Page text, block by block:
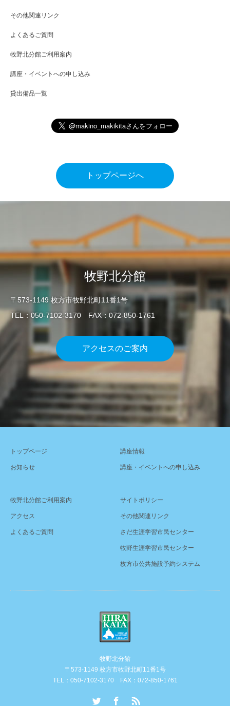
その他関連リンク
よくあるご質問
牧野北分館ご利用案内
講座・イベントへの申し込み
貸出備品一覧
トップページへ
牧野北分館
〒573-1149 枚方市牧野北町11番1号
TEL：050-7102-3170 FAX：072-850-1761
アクセスのご案内
トップページ
お知らせ
講座情報
講座・イベントへの申し込み
牧野北分館ご利用案内
アクセス
よくあるご質問
サイトポリシー
その他関連リンク
さだ生涯学習市民センター
牧野生涯学習市民センター
枚方市公共施設予約システム
牧野北分館
〒573-1149 枚方市牧野北町11番1号
TEL：050-7102-3170 FAX：072-850-1761